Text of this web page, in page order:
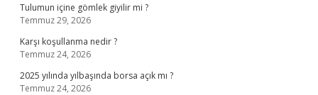
Tulumun içine gömlek giyilir mi ?
Temmuz 29, 2026
Karşı koşullanma nedir ?
Temmuz 24, 2026
2025 yılında yılbaşında borsa açık mı ?
Temmuz 24, 2026